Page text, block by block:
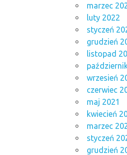
marzec
luty 2022
styczeń
grudzień
listopad
wrzesień
czerwiec
maj 2021
kwiecień
marzec
styczeń
grudzień